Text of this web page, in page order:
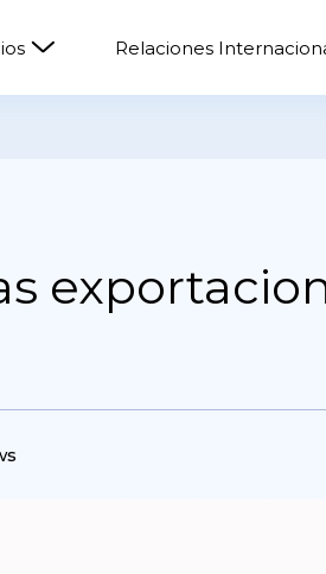
Relaciones